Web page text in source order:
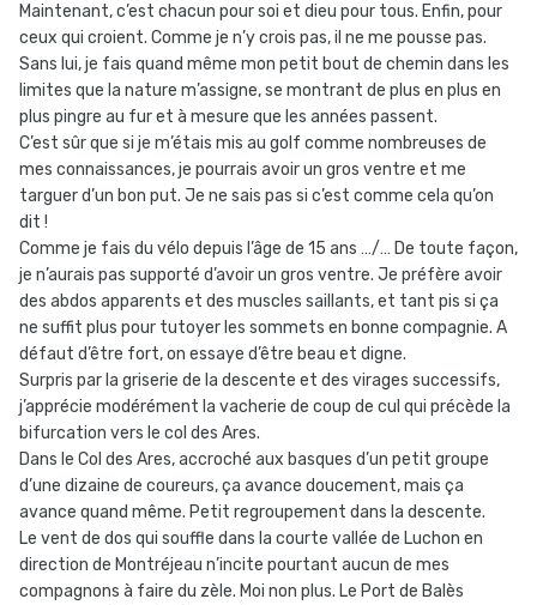
Maintenant, c’est chacun pour soi et dieu pour tous. Enfin, pour
ceux qui croient. Comme je n’y crois pas, il ne me pousse pas.
Sans lui, je fais quand même mon petit bout de chemin dans les
limites que la nature m’assigne, se montrant de plus en plus en
plus pingre au fur et à mesure que les années passent.
C’est sûr que si je m’étais mis au golf comme nombreuses de
mes connaissances, je pourrais avoir un gros ventre et me
targuer d’un bon put. Je ne sais pas si c’est comme cela qu’on
dit !
Comme je fais du vélo depuis l’âge de 15 ans …/… De toute façon,
je n’aurais pas supporté d’avoir un gros ventre. Je préfère avoir
des abdos apparents et des muscles saillants, et tant pis si ça
ne suffit plus pour tutoyer les sommets en bonne compagnie. A
défaut d’être fort, on essaye d’être beau et digne.
Surpris par la griserie de la descente et des virages successifs,
j’apprécie modérément la vacherie de coup de cul qui précède la
bifurcation vers le col des Ares.
Dans le Col des Ares, accroché aux basques d’un petit groupe
d’une dizaine de coureurs, ça avance doucement, mais ça
avance quand même. Petit regroupement dans la descente.
Le vent de dos qui souffle dans la courte vallée de Luchon en
direction de Montréjeau n’incite pourtant aucun de mes
compagnons à faire du zèle. Moi non plus. Le Port de Balès